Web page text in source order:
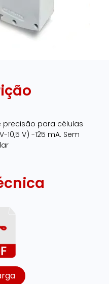
para células
10,5 V) -125 mA. Sem